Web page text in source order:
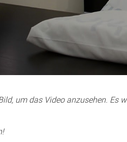
um das Video anzusehen. Es